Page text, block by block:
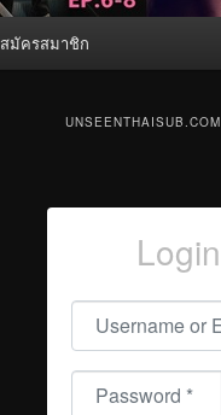
สมัครสมาชิก
UNSEENTHAISUB.COM
Login
Username or Email
Password